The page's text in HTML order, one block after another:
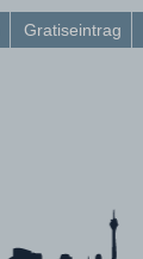
Gratiseintrag